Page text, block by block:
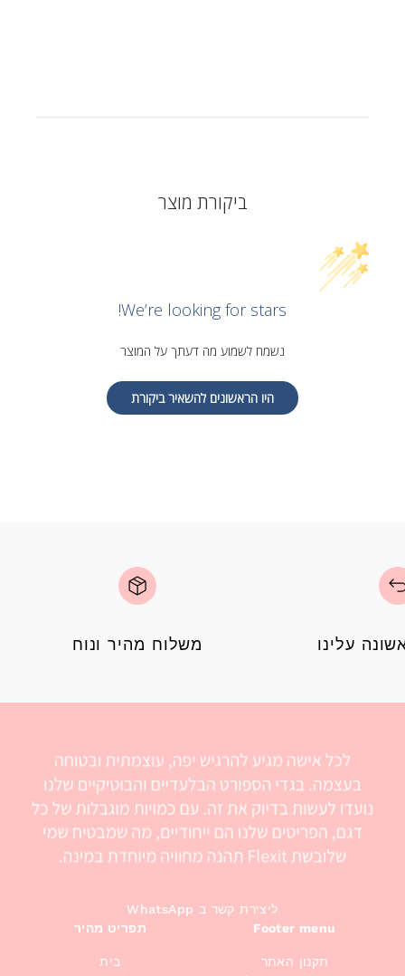
ביקורת מוצר
We’re looking for stars!
נשמח לשמוע מה דעתך על המוצר
היו הראשונים להשאיר ביקורת
משלוח מהיר ונוח עלינו
WhatsApp ליצירת קשר ב
תפריט מהיר
בית
Footer menu
תקנון האתר